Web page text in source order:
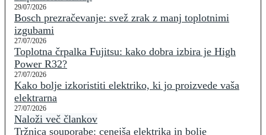
29/07/2026
Bosch prezračevanje: svež zrak z manj toplotnimi
izgubami
27/07/2026
Toplotna črpalka Fujitsu: kako dobra izbira je High
Power R32?
27/07/2026
Kako bolje izkoristiti elektriko, ki jo proizvede vaša
elektrarna
27/07/2026
Naloži več člankov
Tržnica souporabe: cenejša elektrika in bolje